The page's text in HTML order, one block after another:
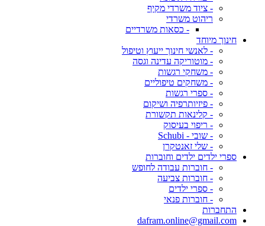
- ציוד משרדי מקיף
ריהוט משרדי
- כסאות משרדיים
חינוך מיוחד
- לאנשי חינוך ייעוץ וטיפול
- מוטוריקה עדינה וגסה
- משחקי רגשות
- משחקים טיפוליים
- ספרי רגשות
- פיזיותרפיה ושיקום
- קלינאות תקשורת
- ריפוי בעיסוק
- שובי - Schubi
- שלי זאנטקרן
ספרי ילדים ילדים וחוברות
- חוברות עבודה לחופש
- חוברות צביעה
- ספרי ילדים
- חוברות פנאי
התחברות
dafram.online@gmail.com